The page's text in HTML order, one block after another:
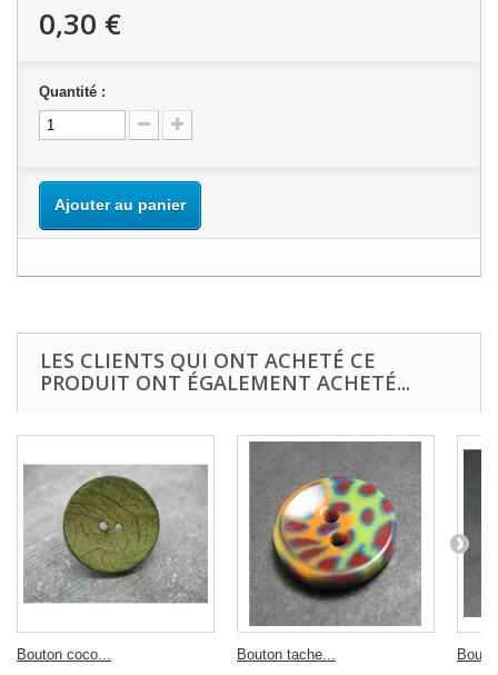
0,30 €
Quantité :
Ajouter au panier
LES CLIENTS QUI ONT ACHETÉ CE
PRODUIT ONT ÉGALEMENT ACHETÉ...
Bouton coco...
Bouton tache...